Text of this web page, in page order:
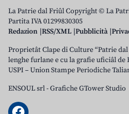
La Patrie dal Friûl Copyright © La
Partita IVA 01299830305
Redazion RSS/XML Pubblicità
Proprietât Clape di Culture “Patrie
lenghe furlane e cu la grafie uficiâl de
USPI – Union Stampe Periodiche
ENSOUL srl-Grafiche GTower Studio